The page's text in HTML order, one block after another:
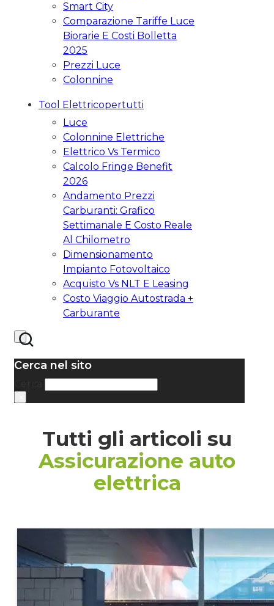
Smart City
Comparazione Tariffe Luce
Biorarie E Costi Bolletta
2025
Prezzi Luce
Colonnine
Tool Elettricopertutti
Luce
Colonnine Elettriche
Elettrico Vs Termico
Calcolo Fringe Benefit
2026
Andamento Prezzi
Carburanti: Grafico
Settimanale E Costo Reale
Al Chilometro
Dimensionamento
Impianto Fotovoltaico
Acquisto Vs NLT E Leasing
Costo Viaggio Autostrada +
Carburante
Cerca nel sito
Tutti gli articoli su
Assicurazione auto
elettrica